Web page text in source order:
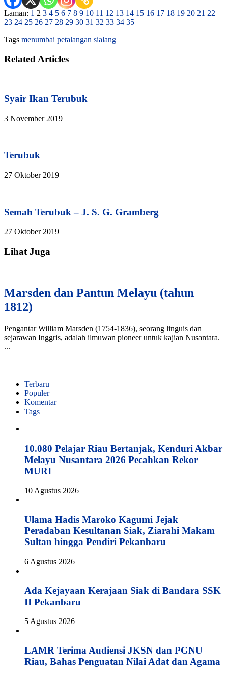
Laman: 1 2 3 4 5 6 7 8 9 10 11 12 13 14 15 16 17 18 19 20 21 22
23 24 25 26 27 28 29 30 31 32 33 34 35
Tags menumbai petalangan sialang
Related Articles
Syair Ikan Terubuk
3 November 2019
Terubuk
27 Oktober 2019
Semah Terubuk – J. S. G. Gramberg
27 Oktober 2019
Lihat Juga
Marsden dan Pantun Melayu (tahun
1812)
Pengantar William Marsden (1754-1836), seorang linguis dan
sejarawan Inggris, adalah ilmuwan pioneer untuk kajian Nusantara.
...
Terbaru
Populer
Komentar
Tags
10.080 Pelajar Riau Bertanjak, Kenduri Akbar
Melayu Nusantara 2026 Pecahkan Rekor
MURI
10 Agustus 2026
Ulama Hadis Maroko Kagumi Jejak
Peradaban Kesultanan Siak, Ziarahi Makam
Sultan hingga Pendiri Pekanbaru
6 Agustus 2026
Ada Kejayaan Kerajaan Siak di Bandara SSK
II Pekanbaru
5 Agustus 2026
LAMR Terima Audiensi JKSN dan PGNU
Riau, Bahas Penguatan Nilai Adat dan Agama